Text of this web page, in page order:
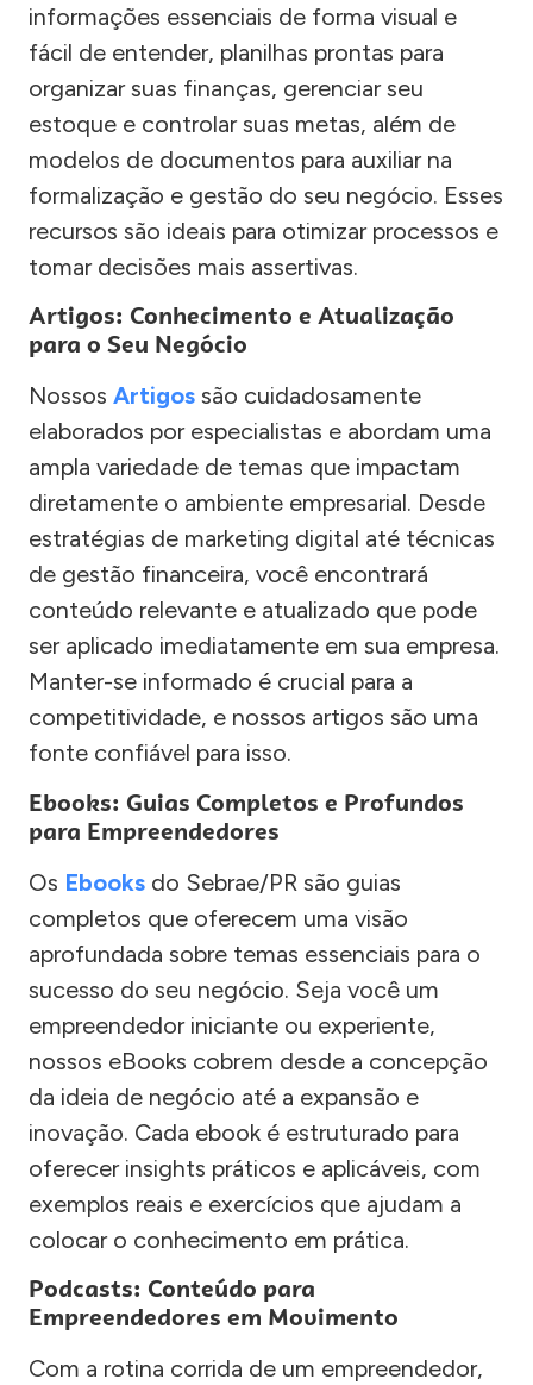
informações essenciais de forma visual e
fácil de entender, planilhas prontas para
organizar suas finanças, gerenciar seu
estoque e controlar suas metas, além de
modelos de documentos para auxiliar na
formalização e gestão do seu negócio. Esses
recursos são ideais para otimizar processos e
tomar decisões mais assertivas.
Artigos: Conhecimento e Atualização
para o Seu Negócio
Nossos Artigos são cuidadosamente
elaborados por especialistas e abordam uma
ampla variedade de temas que impactam
diretamente o ambiente empresarial. Desde
estratégias de marketing digital até técnicas
de gestão financeira, você encontrará
conteúdo relevante e atualizado que pode
ser aplicado imediatamente em sua empresa.
Manter-se informado é crucial para a
competitividade, e nossos artigos são uma
fonte confiável para isso.
Ebooks: Guias Completos e Profundos
para Empreendedores
Os Ebooks do Sebrae/PR são guias
completos que oferecem uma visão
aprofundada sobre temas essenciais para o
sucesso do seu negócio. Seja você um
empreendedor iniciante ou experiente,
nossos eBooks cobrem desde a concepção
da ideia de negócio até a expansão e
inovação. Cada ebook é estruturado para
oferecer insights práticos e aplicáveis, com
exemplos reais e exercícios que ajudam a
colocar o conhecimento em prática.
Podcasts: Conteúdo para
Empreendedores em Movimento
Com a rotina corrida de um empreendedor,